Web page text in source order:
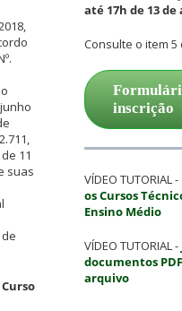
11
suas
até 17h de 13 de
Consulte o item 5
inscrição
VÍDEO TUTORIAL -
os Cursos
Ensino Médio
VÍDEO TUTORIAL -
documentos
arquivo